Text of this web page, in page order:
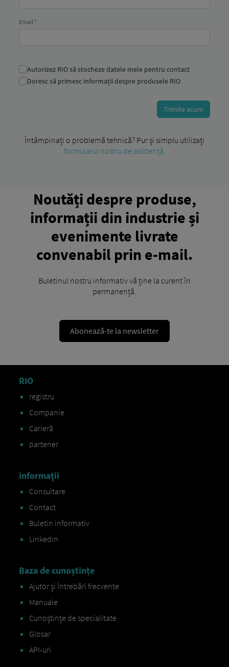
Întâmpinați o problemă tehnică? Pur și simplu utilizați
formularul nostru de asistență.
Noutăți despre produse,
informații din industrie și
evenimente livrate
convenabil prin e-mail.
Buletinul nostru informativ vă ține la curent în
permanență.
Abonează-te la newsletter
RIO
registru
Companie
Carieră
partener
informaţii
Consultare
Contact
Buletin informativ
LinkedIn
Baza de cunoștințe
Ajutor și Întrebări frecvente
Manuale
Cunoștințe de specialitate
Glosar
API-uri